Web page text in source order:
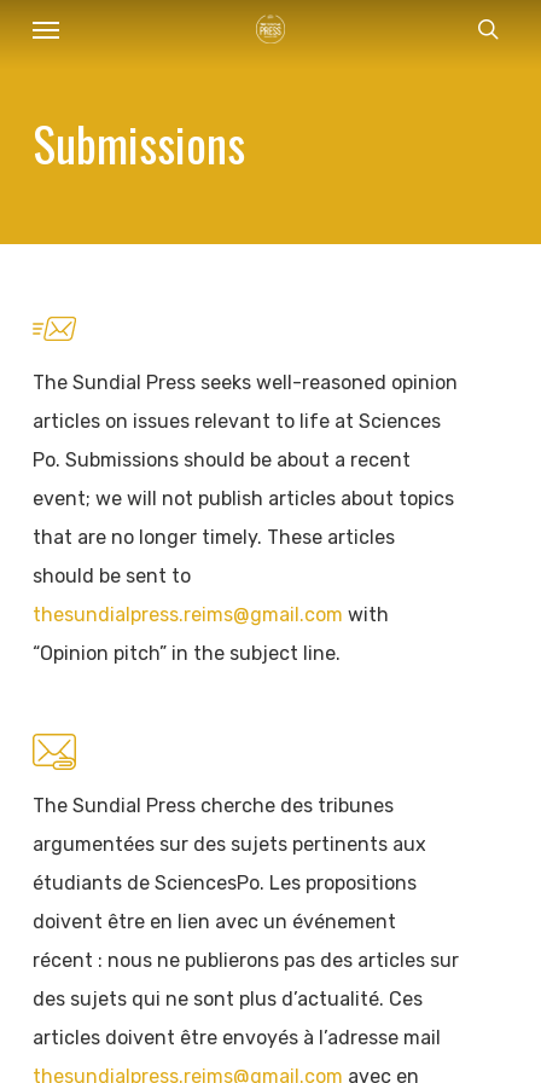
Skip
content
Menu
Submissions
The Sundial Press seeks well-reasoned opinion
articles on issues relevant to life at Sciences
Po. Submissions should be about a recent
event; we will not publish articles about topics
that are no longer timely. These articles
should be sent to
thesundialpress.reims@gmail.com with
“Opinion pitch” in the subject line.
The Sundial Press cherche des tribunes
argumentées sur des sujets pertinents aux
étudiants de SciencesPo. Les propositions
doivent être en lien avec un événement
récent : nous ne publierons pas des articles sur
des sujets qui ne sont plus d’actualité. Ces
articles doivent être envoyés à l’adresse mail
thesundialpress.reims@gmail.com avec en